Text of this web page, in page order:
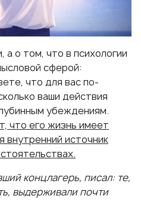
а о том, что в психологии
сферой:
что для вас по-
ваши действия
убеждениям.
что его жизнь имеет
внутренний источник
концлагерь, писал: те,
выдерживали почти